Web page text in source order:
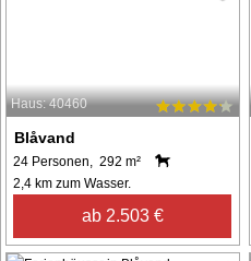
Haus: 40460
Blåvand
24 Personen, 292 m²
2,4 km zum Wasser.
ab 2.503 €